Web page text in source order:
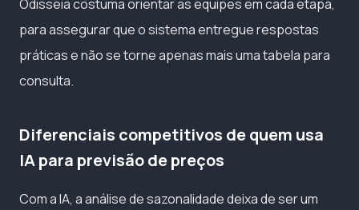
Odisseia costuma orientar as equipes em cada etapa,
para assegurar que o sistema entregue respostas
práticas e não se torne apenas mais uma tabela para
consulta.
Diferenciais competitivos de quem usa
IA para previsão de preços
Com a IA, a análise de sazonalidade deixa de ser um